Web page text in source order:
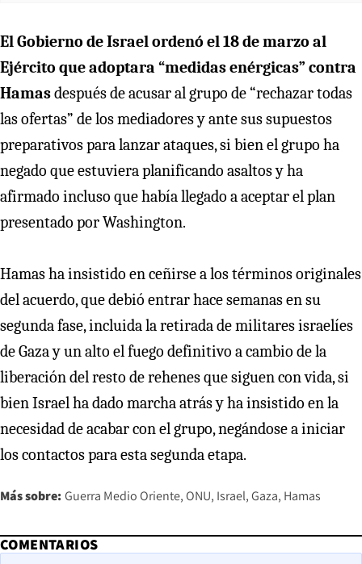
El Gobierno de Israel ordenó el 18 de marzo al
Ejército que adoptara “medidas enérgicas” contra
Hamasdespués de acusar al grupo de “rechazar todas
las ofertas” de los mediadores y ante sus supuestos
preparativos para lanzar ataques, si bien el grupo ha
negado que estuviera planificando asaltos y ha
afirmado incluso que había llegado a aceptar el plan
presentado por Washington.
Hamas ha insistido en ceñirse a los términos originales
del acuerdo, que debió entrar hace semanas en su
segunda fase, incluida la retirada de militares israelíes
de Gaza y un alto el fuego definitivo a cambio de la
liberación del resto de rehenes que siguen con vida, si
bien Israel ha dado marcha atrás y ha insistido en la
necesidad de acabar con el grupo, negándose a iniciar
los contactos para esta segunda etapa.
Más sobre: Guerra Medio Oriente ONU Israel Gaza Hamas
COMENTARIOS